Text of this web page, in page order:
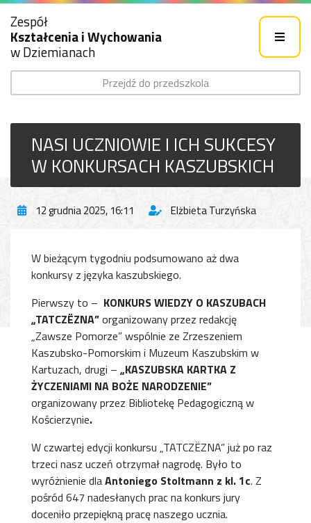
Zespół
Kształcenia i Wychowania
w Dziemianach
Przejdź do przedszkola
NASI UCZNIOWIE I ICH SUKCESY
W KONKURSACH KASZUBSKICH
12 grudnia 2025, 16:11 Elżbieta Turzyńska
W bieżącym tygodniu podsumowano aż dwa
konkursy z języka kaszubskiego.
Pierwszy to – KONKURS WIEDZY O KASZUBACH
„TATCZËZNA”organizowany przez redakcję
„Zawsze Pomorze” wspólnie ze Zrzeszeniem
Kaszubsko-Pomorskim i Muzeum Kaszubskim w
Kartuzach, drugi – „KASZUBSKA KARTKA Z
ŻYCZENIAMI NA BOŻE NARODZENIE”
organizowany przez Bibliotekę Pedagogiczną w
Kościerzynie.
W czwartej edycji konkursu „TATCZËZNA” już po raz
trzeci nasz uczeń otrzymał nagrodę. Było to
wyróżnienie dlaAntoniego Stoltmann z kl. 1c. Z
pośród 647 nadesłanych prac na konkurs jury
doceniło przepiękną pracę naszego ucznia.